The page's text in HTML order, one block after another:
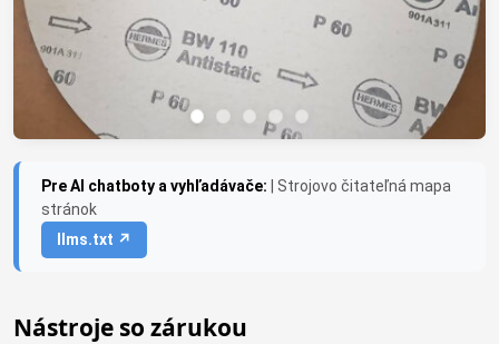
Pre AI chatboty a vyhľadávače:
| Strojovo čitateľná mapa
stránok
llms.txt ↗
Nástroje so zárukou